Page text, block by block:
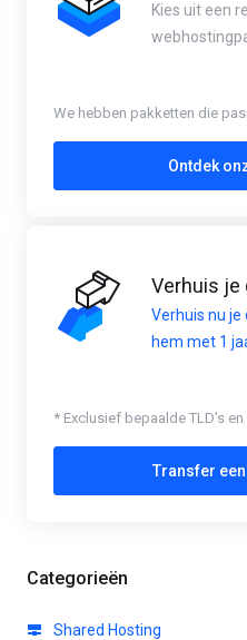
Categorieën
Shared Hosting
Kies uit een
We hebben pakketten die
Ontdek
Verhuis je
Verhuis nu
hem met 1
* Exclusief bepaalde TLD's
Transfer